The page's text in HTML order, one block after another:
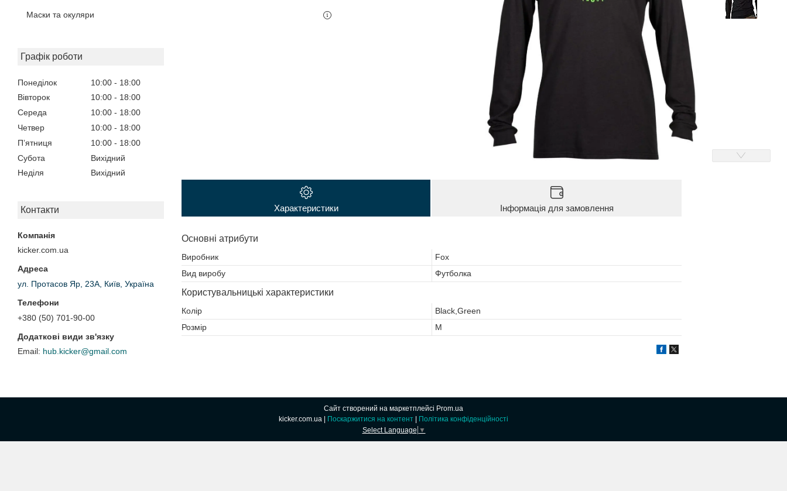
Маски та окуляри
Графік роботи
Понеділок 10:00
18:00
Вівторок
10:00
18:00
Середа
10:00
18:00
Четвер
10:00
18:00
Пʼятниця
10:00
18:00
Субота
Вихідний
Неділя
Вихідний
Контакти
kicker.com.ua
ул. Протасов Яр, 23А, Київ, Україна
+380 (50) 701-90-00
hub.kicker@gmail.com
Характеристики Інформація для замовлення
Основні атрибути
Виробник
Fox
Вид виробу
Футболка
Користувальницькі характеристики
Колір
Black,Green
Розмір
M
Сайт створений на маркетплейсі Prom.ua
Поскаржитися на контент
Політика конфіденційності
Select Language ▼